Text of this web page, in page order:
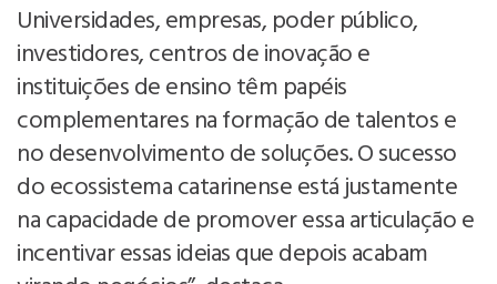
Universidades, empresas, poder público,
investidores, centros de inovação e
instituições de ensino têm papéis
complementares na formação de talentos e
no desenvolvimento de soluções. O sucesso
do ecossistema catarinense está justamente
na capacidade de promover essa articulação e
incentivar essas ideias que depois acabam